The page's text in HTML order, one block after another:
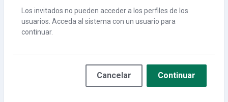
Los invitados no pueden acceder a los perfiles de los
usuarios. Acceda al sistema con un usuario para
continuar.
Cancelar Continuar